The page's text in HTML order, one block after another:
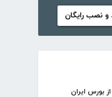
و نصب رایگان
بورس ایران